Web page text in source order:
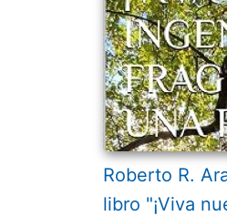
Roberto R.
libro "¡Viva